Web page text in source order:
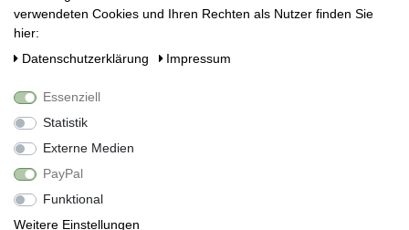
Unternehmen
Impressum
Social Media
verwendeten Cookies und Ihren Rechten als Nutzer finden Sie
hier:
Daten­schutz­erklärung
Impressum
Essenziell
Statistik
Externe Medien
PayPal
Funktional
Weitere Einstellungen